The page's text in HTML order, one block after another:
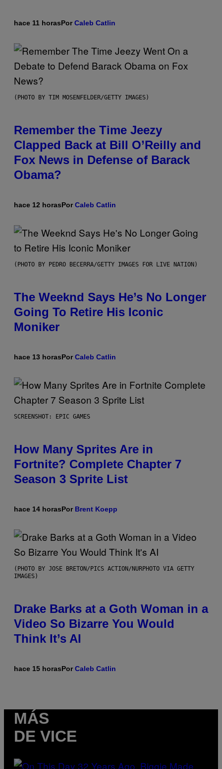
hace 11 horasPorCaleb Catlin
(PHOTO BY TIM MOSENFELDER/GETTY IMAGES)
Remember the Time Jeezy
Clapped Back at Bill O’Reilly and
Fox News in Defense of Barack
Obama?
hace 12 horasPorCaleb Catlin
(PHOTO BY PEDRO BECERRA/GETTY IMAGES FOR LIVE NATION)
The Weeknd Says He’s No Longer
Going To Retire His Iconic
Moniker
hace 13 horasPorCaleb Catlin
SCREENSHOT: EPIC GAMES
How Many Sprites Are in
Fortnite? Complete Chapter 7
Season 3 Sprite List
hace 14 horasPor Brent Koepp
(PHOTO BY JOSE BRETON/PICS ACTION/NURPHOTO VIA GETTY
IMAGES)
Drake Barks at a Goth Woman in a
Video So Bizarre You Would
Think It’s AI
hace 15 horasPorCaleb Catlin
MÁS
DE VICE